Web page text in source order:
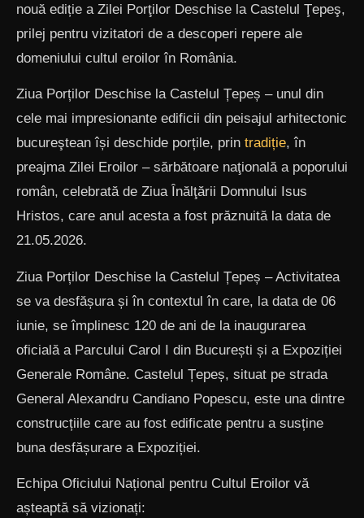
nouă ediție a Zilei Porţilor Deschise la Castelul Ţepeş,
prilej pentru vizitatori de a descoperi repere ale
domeniului cultul eroilor în România.
Ziua Porților Deschise la Castelul Țepeș – unul din
cele mai impresionante edificii din peisajul arhitectonic
bucureştean își deschide porțile, prin tradiție, în
preajma Zilei Eroilor – sărbătoare naţională a poporului
român, celebrată de Ziua Înălţării Domnului Isus
Hristos, care anul acesta a fost prăznuită la data de
21.05.2026.
Ziua Porților Deschise la Castelul Țepeș – Activitatea
se va desfășura și în contextul în care, la data de 06
iunie, se împlinesc 120 de ani de la inaugurarea
oficială a Parcului Carol I din București și a Expoziției
Generale Române. Castelul Țepeș, situat pe strada
General Alexandru Candiano Popescu, este una dintre
construcțiile care au fost edificate pentru a susține
buna desfășurare a Expoziției.
Echipa Oficiului Național pentru Cultul Eroilor vă
așteaptă să vizionați: